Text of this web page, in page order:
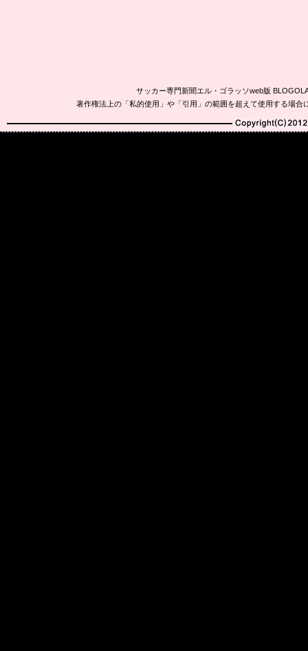
サッカー専門新聞エル・ゴラッソweb版
著作権法上の「私的使用」や「引用」の範囲を超えて使用する場
Copyright(C)2010-